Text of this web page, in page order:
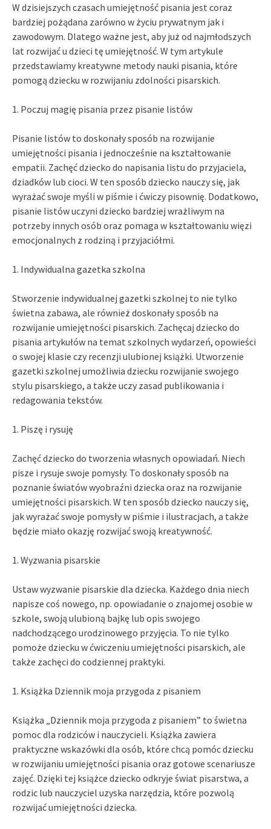
W dzisiejszych czasach umiejętność pisania jest coraz
bardziej pożądana zarówno w życiu prywatnym jak i
zawodowym. Dlatego ważne jest, aby już od najmłodszych
lat rozwijać u dzieci tę umiejętność. W tym artykule
przedstawiamy kreatywne metody nauki pisania, które
pomogą dziecku w rozwijaniu zdolności pisarskich.
1. Poczuj magię pisania przez pisanie listów
Pisanie listów to doskonały sposób na rozwijanie
umiejętności pisania i jednocześnie na kształtowanie
empatii. Zachęć dziecko do napisania listu do przyjaciela,
dziadków lub cioci. W ten sposób dziecko nauczy się, jak
wyrażać swoje myśli w piśmie i ćwiczy pisownię. Dodatkowo,
pisanie listów uczyni dziecko bardziej wrażliwym na
potrzeby innych osób oraz pomaga w kształtowaniu więzi
emocjonalnych z rodziną i przyjaciółmi.
1. Indywidualna gazetka szkolna
Stworzenie indywidualnej gazetki szkolnej to nie tylko
świetna zabawa, ale również doskonały sposób na
rozwijanie umiejętności pisarskich. Zachęcaj dziecko do
pisania artykułów na temat szkolnych wydarzeń, opowieści
o swojej klasie czy recenzji ulubionej książki. Utworzenie
gazetki szkolnej umożliwia dziecku rozwijanie swojego
stylu pisarskiego, a także uczy zasad publikowania i
redagowania tekstów.
1. Piszę i rysuję
Zachęć dziecko do tworzenia własnych opowiadań. Niech
pisze i rysuje swoje pomysły. To doskonały sposób na
poznanie światów wyobraźni dziecka oraz na rozwijanie
umiejętności pisarskich. W ten sposób dziecko nauczy się,
jak wyrażać swoje pomysły w piśmie i ilustracjach, a także
będzie miało okazję rozwijać swoją kreatywność.
1. Wyzwania pisarskie
Ustaw wyzwanie pisarskie dla dziecka. Każdego dnia niech
napisze coś nowego, np. opowiadanie o znajomej osobie w
szkole, swoją ulubioną bajkę lub opis swojego
nadchodzącego urodzinowego przyjęcia. To nie tylko
pomoże dziecku w ćwiczeniu umiejętności pisarskich, ale
także zachęci do codziennej praktyki.
1. Książka Dziennik moja przygoda z pisaniem
Książka „Dziennik moja przygoda z pisaniem” to świetna
pomoc dla rodziców i nauczycieli. Książka zawiera
praktyczne wskazówki dla osób, które chcą pomóc dziecku
w rozwijaniu umiejętności pisania oraz gotowe scenariusze
zajęć. Dzięki tej książce dziecko odkryje świat pisarstwa, a
rodzic lub nauczyciel uzyska narzędzia, które pozwolą
rozwijać umiejętności dziecka.